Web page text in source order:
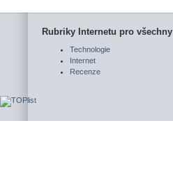
Rubriky Internetu pro všechny
Technologie
Internet
Recenze